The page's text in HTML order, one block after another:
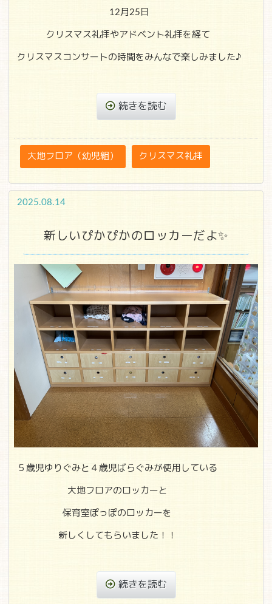
12月25日
クリスマス礼拝やアドベント礼拝を経て
クリスマスコンサートの時間をみんなで楽しみました♪
続きを読む
大地フロア（幼児組） クリスマス礼拝
2025.08.14
新しいぴかぴかのロッカーだよ✨
５歳児ゆりぐみと４歳児ばらぐみが使用している
大地フロアのロッカーと
保育室ぽっぽのロッカーを
新しくしてもらいました！！
続きを読む